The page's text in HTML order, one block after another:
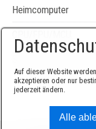
Heimcomputer
Auf dieser Website
akzeptieren oder nur
jederzeit ändern.
Alle